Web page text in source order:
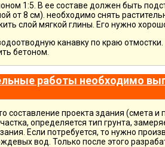
1:5. В ее составе должен быть
от 8 см). необходимо снять
слой мягкой глины. Его нужно
канавку по краю
бетоном.
работы необходимо
составление проекта здания (смета
определяется тип грунта,
Если потребуется, то нужно
вод. Только после этого